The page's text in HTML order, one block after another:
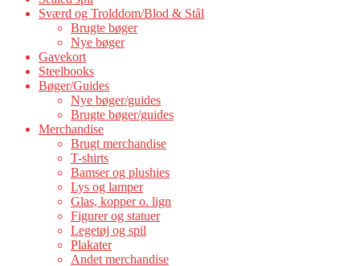
Sværd og Trolddom/Blod & Stål
Brugte bøger
Nye bøger
Gavekort
Steelbooks
Bøger/Guides
Nye bøger/guides
Brugte bøger/guides
Merchandise
Brugt merchandise
T-shirts
Bamser og plushies
Lys og lamper
Glas, kopper o. lign
Figurer og statuer
Legetøj og spil
Plakater
Andet merchandise